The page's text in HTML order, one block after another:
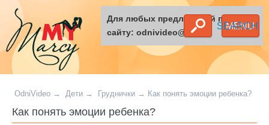
MENU
SEARCH
OdniVideo → Дети → Груднички → Как понять эмоции ребенка?
Как понять эмоции ребенка?
Для любых предложений по
сайту: odnivideo@cp9.ru